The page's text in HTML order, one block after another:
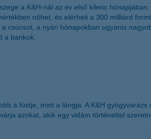
a K&H-nál az év első kilenc
nőhet, és elérheti a 300 milliárd
csúcsot, a nyári hónapokban ugyanis
a bankok.
a füstje, mint a lángja. A K&H
azokat, akik egy vidám történettel